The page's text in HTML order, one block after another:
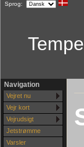
Sprog:
Navigation
Vejret nu
Vejr kort
Vejrudsigt
Jetstrømme
Varsler